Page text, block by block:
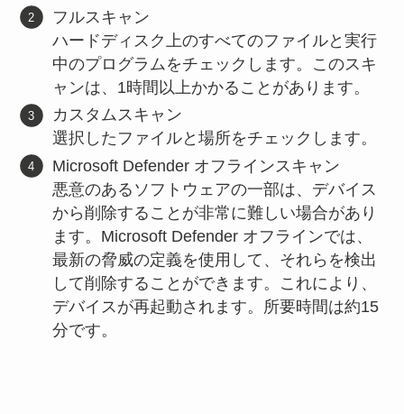
フルスキャン
ハードディスク上のすべてのファイルと実行
中のプログラムをチェックします。このスキ
ャンは、1時間以上かかることがあります。
カスタムスキャン
選択したファイルと場所をチェックします。
Microsoft Defender オフラインスキャン
悪意のあるソフトウェアの一部は、デバイス
から削除することが非常に難しい場合があり
ます。Microsoft Defender オフラインでは、
最新の脅威の定義を使用して、それらを検出
して削除することができます。これにより、
デバイスが再起動されます。所要時間は約15
分です。